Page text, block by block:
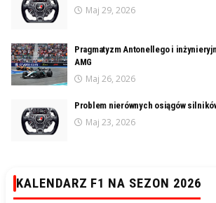
Maj 29, 2026
Pragmatyzm Antonellego i
AMG
Maj 26, 2026
Problem nierównych osiągów
Maj 23, 2026
KALENDARZ F1 NA SEZON 2026